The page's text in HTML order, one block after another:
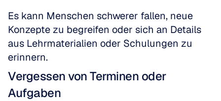
Es kann Menschen schwerer fallen, neue
Konzepte zu begreifen oder sich an Details
aus Lehrmaterialien oder Schulungen zu
erinnern.
Vergessen von Terminen oder
Aufgaben